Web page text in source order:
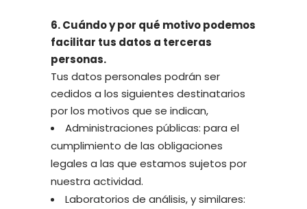
6. Cuándo y por qué motivo podemos
facilitar tus datos a terceras
personas.
Tus datos personales podrán ser
cedidos a los siguientes destinatarios
por los motivos que se indican,
Administraciones públicas: para el
cumplimiento de las obligaciones
legales a las que estamos sujetos por
nuestra actividad.
Laboratorios de análisis, y similares: